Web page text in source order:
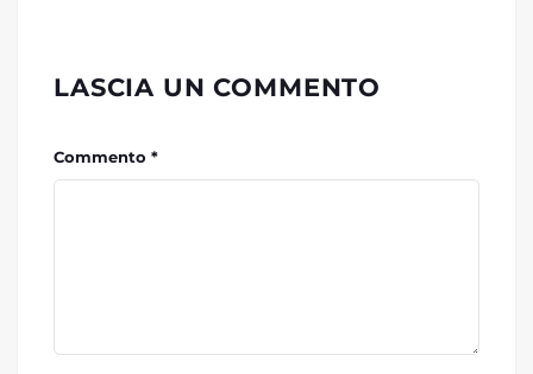
LASCIA UN COMMENTO
Commento *